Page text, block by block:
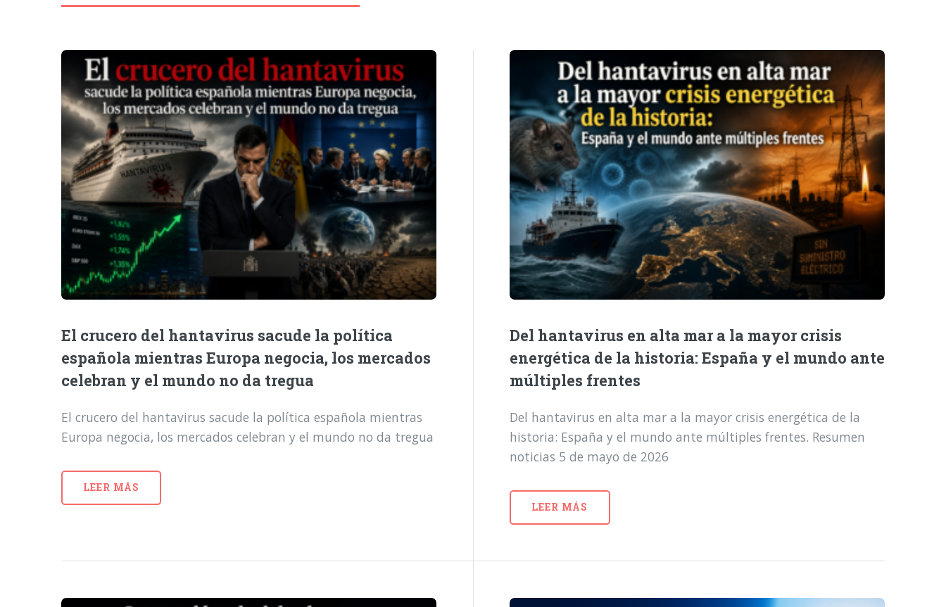
El crucero del hantavirus sacude la política
española mientras Europa negocia, los mercados
celebran y el mundo no da tregua
El crucero del hantavirus sacude la política española mientras
Europa negocia, los mercados celebran y el mundo no da tregua
LEER MÁS
Del hantavirus en alta mar a la mayor crisis
energética de la historia: España y el mundo ante
múltiples frentes
Del hantavirus en alta mar a la mayor crisis energética de la
historia: España y el mundo ante múltiples frentes. Resumen
noticias 5 de mayo de 2026
LEER MÁS